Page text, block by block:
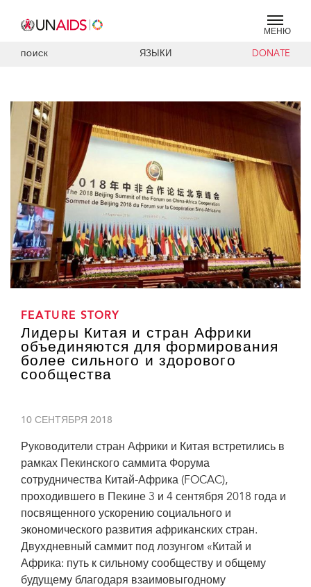
МЕНЮ
ПОИСК ЯЗЫКИ DONATE
FEATURE STORY
Лидеры Китая и стран Африки
объединяются для формирования
более сильного и здорового
сообщества
10 СЕНТЯБРЯ 2018
Руководители стран Африки и Китая встретились в
рамках Пекинского саммита Форума
сотрудничества Китай-Африка (FOCAC),
проходившего в Пекине 3 и 4 сентября 2018 года и
посвященного ускорению социального и
экономического развития африканских стран.
Двухдневный саммит под лозунгом «Китай и
Африка: путь к сильному сообществу и общему
будущему благодаря взаимовыгодному